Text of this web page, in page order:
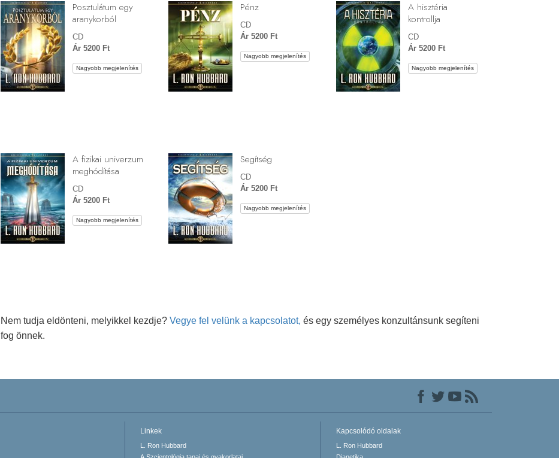
Posztulátum egy
aranykorból
CD
Ár 5200 Ft
Nagyobb megjelenítés
Pénz
CD
Ár 5200 Ft
Nagyobb megjelenítés
A hisztéria
kontrollja
CD
Ár 5200 Ft
Nagyobb megjelenítés
A fizikai univerzum
meghódítása
CD
Ár 5200 Ft
Nagyobb megjelenítés
Segítség
CD
Ár 5200 Ft
Nagyobb megjelenítés
Nem tudja eldönteni, melyikkel kezdje? Vegye fel velünk a kapcsolatot, és egy személyes konzultánsunk segíteni
fog önnek.
Linkek
L. Ron Hubbard
Kapcsolódó oldalak
L. Ron Hubbard